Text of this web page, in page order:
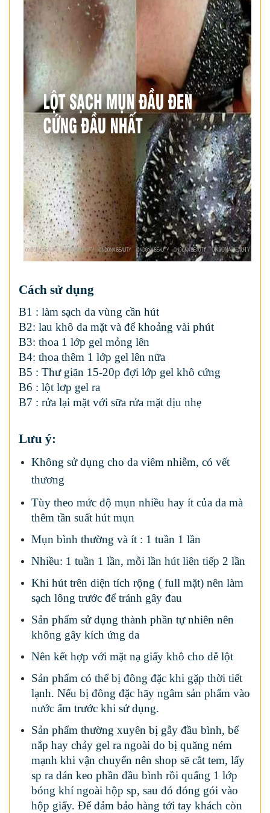
Cách sử dụng
B1 : làm sạch da vùng cần hút
B2: lau khô da mặt và để khoảng vài phút
B3: thoa 1 lớp gel mỏng lên
B4: thoa thêm 1 lớp gel lên nữa
B5 : Thư giãn 15-20p đợi lớp gel khô cứng
B6 : lột lơp gel ra
B7 : rửa lại mặt với sữa rửa mặt dịu nhẹ
Lưu ý:
Không sử dụng cho da viêm nhiễm, có vết
thương
Tùy theo mức độ mụn nhiều hay ít của da mà
thêm tần suất hút mụn
Mụn bình thường và ít : 1 tuần 1 lần
Nhiều: 1 tuần 1 lần, mỗi lần hút liên tiếp 2 lần
Khi hút trên diện tích rộng ( full mặt) nên làm
sạch lông trước để tránh gây đau
Sản phẩm sử dụng thành phần tự nhiên nên
không gây kích ứng da
Nên kết hợp với mặt nạ giấy khô cho dễ lột
Sản phẩm có thể bị đông đặc khi gặp thời tiết
lạnh. Nếu bị đông đặc hãy ngâm sản phẩm vào
nước ấm trước khi sử dụng.
Sản phẩm thường xuyên bị gẫy đầu bình, bể
nắp hay chảy gel ra ngoài do bị quăng ném
mạnh khi vận chuyển nên shop sẽ cắt tem, lấy
sp ra dán keo phần đầu bình rồi quấng 1 lớp
bóng khí ngoài hộp sp, sau đó đóng gói vào
hộp giấy. Để đảm bảo hàng tới tay khách còn